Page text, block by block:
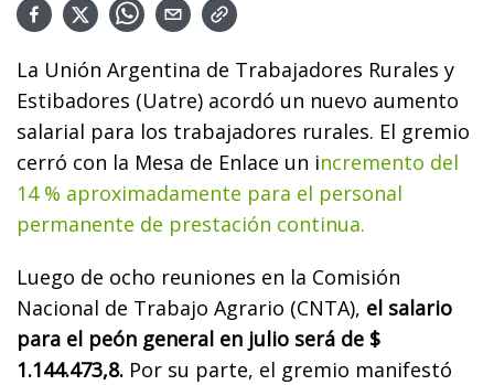
La Unión Argentina de Trabajadores Rurales y
Estibadores (Uatre) acordó un nuevo aumento
salarial para los trabajadores rurales. El gremio
cerró con la Mesa de Enlace un incremento del
14 % aproximadamente para el personal
permanente de prestación continua.
Luego de ocho reuniones en la Comisión
Nacional de Trabajo Agrario (CNTA), el salario
para el peón general en julio será de $
1.144.473,8. Por su parte, el gremio manifestó